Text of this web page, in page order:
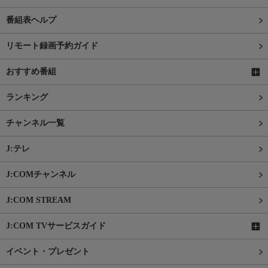
番組表ヘルプ
リモート録画予約ガイド
おすすめ番組
ランキング
チャンネル一覧
J:テレ
J:COMチャンネル
J:COM STREAM
J:COM TVサービスガイド
イベント・プレゼント